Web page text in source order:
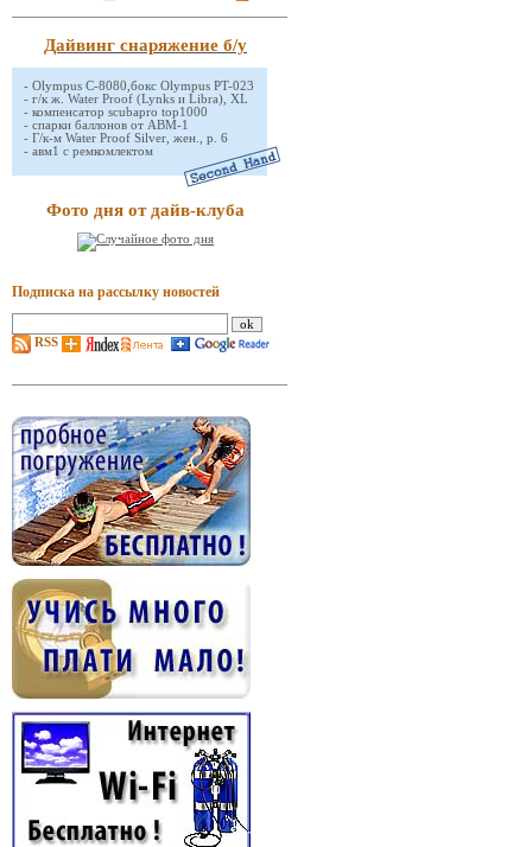
Дайвинг снаряжение б/у
- Olympus C-8080,бокс Olympus PT-023
- г/к ж. Water Proof (Lynks и Libra), XL
- компенсатор scubapro top1000
- спарки баллонов от АВМ-1
- Г/к-м Water Proof Silver, жен., р. 6
- авм1 с ремкомлектом
Фото дня от дайв-клуба
Подписка на рассылку новостей
RSS